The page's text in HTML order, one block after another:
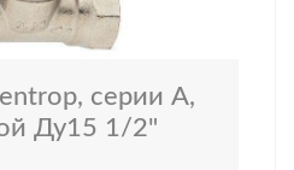
серии А,
Ду15 1/2"